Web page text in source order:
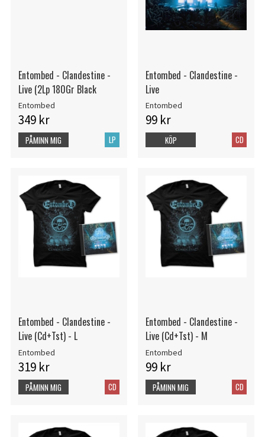
Entombed - Clandestine -
Live (2Lp 180Gr Black
Entombed
349 kr
LP
PÅMINN MIG
Entombed - Clandestine -
Live
Entombed
99 kr
CD
KÖP
Entombed - Clandestine -
Live (Cd+Tst) - L
Entombed
319 kr
CD
PÅMINN MIG
Entombed - Clandestine -
Live (Cd+Tst) - M
Entombed
99 kr
CD
PÅMINN MIG